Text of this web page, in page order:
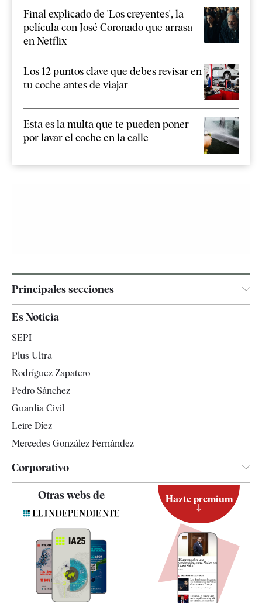
Final explicado de 'Los creyentes', la
película con José Coronado que arrasa
en Netflix
Los 12 puntos clave que debes revisar en
tu coche antes de viajar
Esta es la multa que te pueden poner
por lavar el coche en la calle
Principales secciones
Televisión
Es Noticia
SEPI
Plus Ultra
Rodríguez Zapatero
Pedro Sánchez
Guardia Civil
Leire Díez
Mercedes González Fernández
Corporativo
Quiénes somos
Especificaciones
Otras webs de Hazte premium